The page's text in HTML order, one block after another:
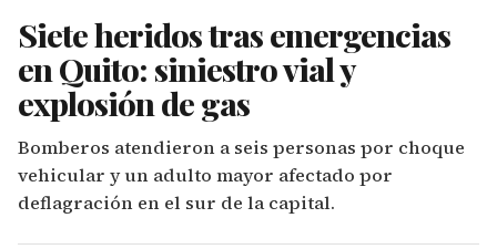
Siete heridos tras emergencias
en Quito: siniestro vial y
explosión de gas
Bomberos atendieron a seis personas por choque
vehicular y un adulto mayor afectado por
deflagración en el sur de la capital.